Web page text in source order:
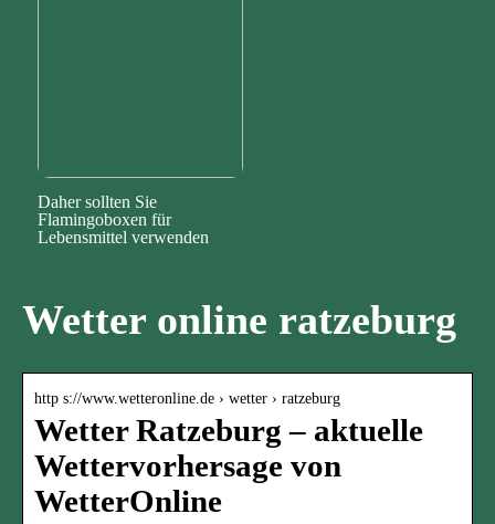
Daher sollten Sie
Flamingoboxen für
Lebensmittel verwenden
Wetter online ratzeburg
http s://www.wetteronline.de › wetter › ratzeburg
Wetter Ratzeburg – aktuelle
Wettervorhersage von
WetterOnline